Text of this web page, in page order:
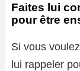
Faites lui
pour être
Si vous
lui rappeler